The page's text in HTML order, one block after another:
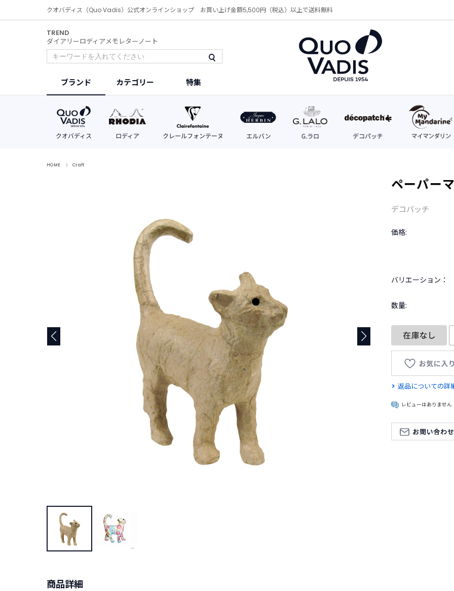
クオバディス（Quo Vadis）公式オンラインショップ お買い上げ金額5,500円（税込）以上で送料無料
TREND
ダイアリーロディアメモ レターノート
ブランド カテゴリー 特集
HOME Craft
ペーパー
デコパッチ
価格:
バリエーション：
数量:
返品についての詳
レビューはありません
商品詳細